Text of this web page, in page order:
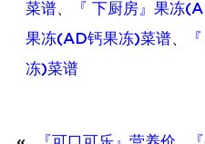
菜谱、 『 下厨房』果冻
果冻(AD钙果冻)菜谱、
冻)菜谱